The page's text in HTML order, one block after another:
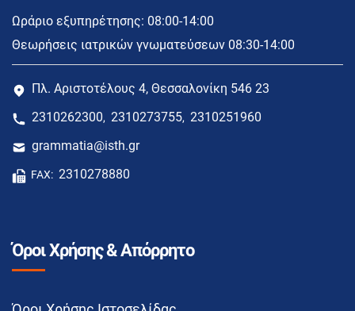
Ωράριο εξυπηρέτησης: 08:00-14:00
Θεωρήσεις ιατρικών γνωματεύσεων 08:30-14:00
Πλ. Αριστοτέλους 4, Θεσσαλονίκη 546 23
2310262300, 2310273755, 2310251960
grammatia@isth.gr
FAX: 2310278880
Όροι Χρήσης & Απόρρητο